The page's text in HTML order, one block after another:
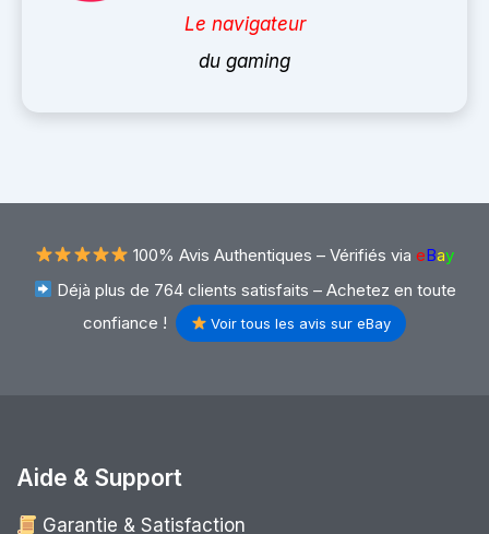
Le navigateur
du gaming
100% Avis Authentiques – Vérifiés via eBay
Déjà plus de 764 clients satisfaits – Achetez en toute
confiance !
Voir tous les avis sur eBay
Aide & Support
Garantie & Satisfaction